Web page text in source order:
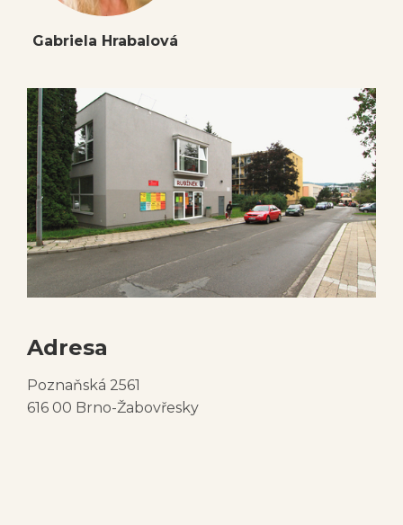
Gabriela Hrabalová
Adresa
Poznaňská 2561
616 00 Brno-Žabovřesky